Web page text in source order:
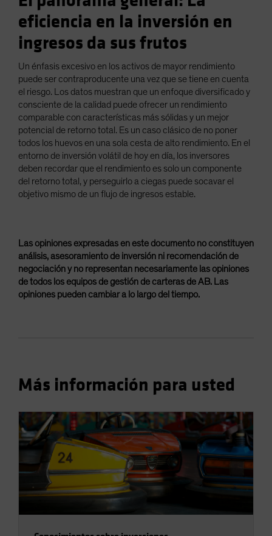
eficiencia en la inversión en
ingresos da sus frutos
Un énfasis excesivo en los activos de mayor rendimiento
puede ser contraproducente una vez que se tiene en cuenta
el riesgo. Los datos muestran que un enfoque diversificado y
consciente de la calidad puede ofrecer un rendimiento
comparable con características más sólidas y un mejor
potencial de retorno total. Es un caso clásico de no poner
todos los huevos en una sola cesta de alto rendimiento. En el
entorno de inversión volátil de hoy en día, los inversores
deben recordar que el rendimiento es solo un componente
del retorno total, y perseguirlo a ciegas puede socavar el
objetivo mismo de un flujo de ingresos estable.
Las opiniones expresadas en este documento no constituyen
análisis, asesoramiento de inversión ni recomendación de
negociación y no representan necesariamente las opiniones
de todos los equipos de gestión de carteras de AB. Las
opiniones pueden cambiar a lo largo del tiempo.
Más información para usted